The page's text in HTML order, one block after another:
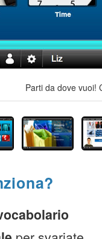
Parti da dove vuoi!